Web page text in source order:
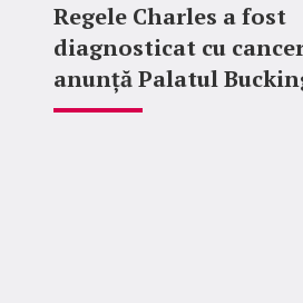
Regele Charles a fost
diagnosticat cu
anunță Palatul